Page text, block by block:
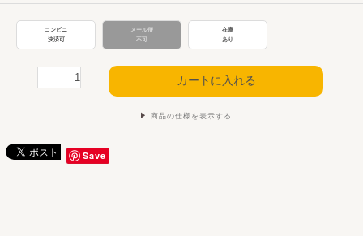
コンビニ
決済可
メール便
不可
在庫
あり
商品の仕様を表示する
Save